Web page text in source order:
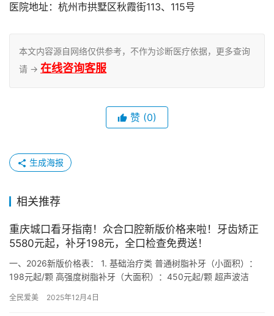
医院地址：杭州市拱墅区秋霞街113、115号
本文内容源自网络仅供参考，不作为诊断医疗依据，更多查询
请 → 在线咨询客服
赞 (0)
生成海报
相关推荐
重庆城口看牙指南！众合口腔新版价格来啦！牙齿矫正
5580元起，补牙198元，全口检查免费送！
一、2026新版价格表： 1. 基础治疗类 普通树脂补牙（小面积）：
198元起/颗 高强度树脂补牙（大面积）：450元起/颗 超声波洁
全民爱美 2025年12月4日